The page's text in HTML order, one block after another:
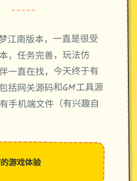
~~~~~
江南版本，一直是很受
，任务完善，玩法仿
一直在找，今天终于有
括网关源码和GM工具源
手机端文件（有兴趣自
游戏体验